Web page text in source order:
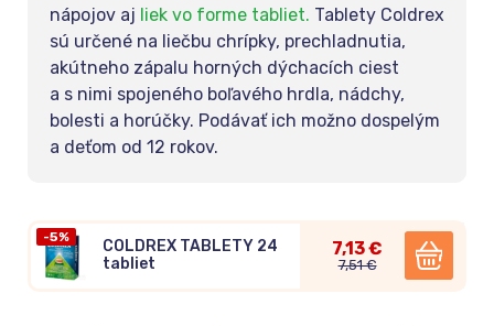
nápojov aj liek vo forme tabliet. Tablety Coldrex
sú určené na liečbu chrípky, prechladnutia,
akútneho zápalu horných dýchacích ciest
a s nimi spojeného boľavého hrdla, nádchy,
bolesti a horúčky. Podávať ich možno dospelým
a deťom od 12 rokov.
-5%
COLDREX TABLETY 24
tabliet
7,13 €
7,51 €